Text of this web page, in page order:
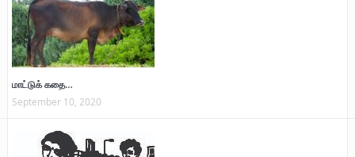
மாட்டுக் கதை…
September 10, 2020